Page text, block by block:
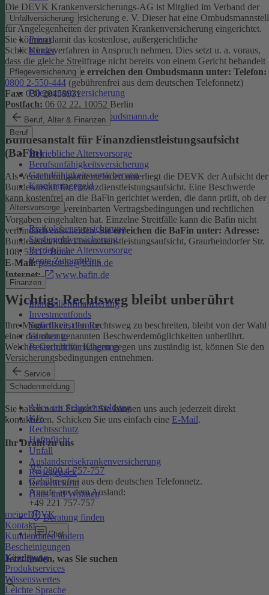
Unfallversicherung
Privat
Kinder
Pflegeversicherung
Pflegezusatzversicherung
Beruf, Alter & Finanzen
Beruf
Betriebliche Altersvorsorge
Berufsunfähigkeitsversicherung
Grundfähigkeitsversicherung
Krankentagegeld
Altersvorsorge
Risikolebensversicherung
Sterbegeldversicherung
Betriebliche Altersvorsorge
Rente ZukunftPlus
Finanzen
Immobilienfinanzierung
Investmentfonds
SmartInvest Junior
Girokonto
Restschuldversicherung
Service
Schadenmeldung
Alles zur Schadenmeldung
Kfz
Rechtsschutz
Haftpflicht
Unfall
Auslandsreisekrankenversicherung
Reisegepäck
Reiserücktritt
Haus und Wohnen
meineDEVK
Kontakt
Kundendaten ändern
Bescheinigungen
Kündigung
Produktservices
Wissenswertes
Leichte Sprache
Die DEVK Krankenversicherungs-AG ist Mitglied im Verband der
privaten Krankenversicherung e. V. Dieser hat eine
für Angelegenheiten der privaten Krankenversicherung eingerichtet.
Sie können damit das kostenlose, außergerichtliche
Schlichtungsverfahren in Anspruch nehmen. Dies setzt u. a. voraus,
dass die gleiche Streitfrage nicht bereits von einem Gericht behandelt
wird oder wurde.Sie erreichen den Ombudsmann unter: Telefon:
0800 2-550-444 (gebührenfrei aus dem deutschen Telefonnetz)
Fax: 030 20458931
Postfach: 06 02 22, 10052 Berlin
Internet:
www.pkv-ombudsmann.de
Bundesanstalt für Finanzdienstleistungsaufsicht
(BaFin)
Als Versicherungsunternehmen unterliegt die DEVK der Aufsicht der
Bundesanstalt für Finanzdienstleistungsaufsicht. Eine Beschwerde
kann kostenfrei an die BaFin gerichtet werden, die dann prüft, ob der
Versicherer die vereinbarten Vertragsbedingungen und rechtlichen
Vorgaben eingehalten hat. Einzelne Streitfälle kann die Bafin nicht
verbindlich entscheiden.Sie erreichen die BaFin unter: Adresse:
Bundesanstalt für Finanzdienstleistungsaufsicht, Graurheindorfer Str.
108, 53117 Bonn
E-Mail: poststelle@bafin.de
Internet:
www.bafin.de
Wichtig: Rechtsweg bleibt unberührt
Ihre Möglichkeit, den Rechtsweg zu beschreiten, bleibt von der Wahl
einer der oben genannten Beschwerdemöglichkeiten unberührt.
Welches Gericht für Klagen gegen uns zuständig ist, können Sie den
Versicherungsbedingungen entnehmen.
Kontakt
Sie haben noch Fragen? Sie können uns auch jederzeit direkt
kontaktieren. Schicken Sie uns einfach eine E-Mail.
Ihr Draht zu uns
0800 4-757-757
Gebührenfrei aus dem deutschen Telefonnetz.
Anrufe aus dem Ausland:
+49 221 757-757
Beratung finden
Chat
Jetzt finden, was Sie suchen